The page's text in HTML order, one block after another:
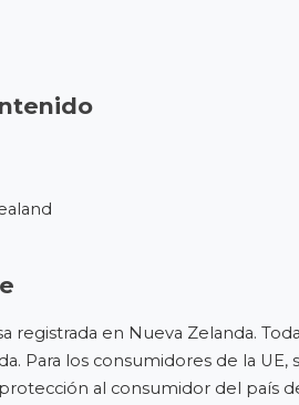
registrada en Nueva Zelanda.
Para los consumidores de la UE,
al consumidor del país